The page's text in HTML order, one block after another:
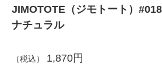
JIMOTOTE（ジモトート）
ナチュラル
（税込） 1,870円